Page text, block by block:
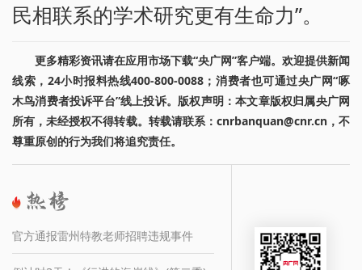
民相联系的学术研究更有生命力”。
更多精彩资讯请在应用市场下载“央广网”客户端。欢迎提供新闻
线索，24小时报料热线400-800-0088；消费者也可通过央广网“啄
木鸟消费者投诉平台”线上投诉。版权声明：本文章版权归属央广网
所有，未经授权不得转载。转载请联系：cnrbanquan@cnr.cn，不
尊重原创的行为我们将追究责任。
官方通报雷州特教老师招聘违规事件